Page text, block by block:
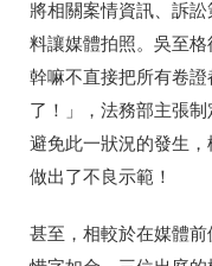
將相關案情資訊、訴
料讓媒體拍照。吳至
幹嘛不直接把所有卷
了！」，法務部主張
避免此一狀況的發生
做出了不良示範！
甚至，相較於在媒體